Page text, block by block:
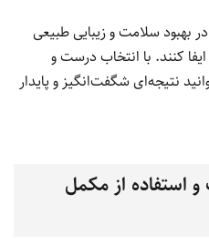
بهبود سلامت و زیبایی طبیعی
کنند. با انتخاب درست و
نتیجه‌ای شگفت‌انگیز و پایدار
استفاده از مکمل